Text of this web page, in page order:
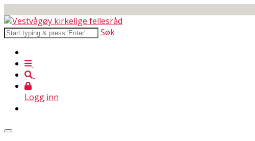
Søk
Logg inn